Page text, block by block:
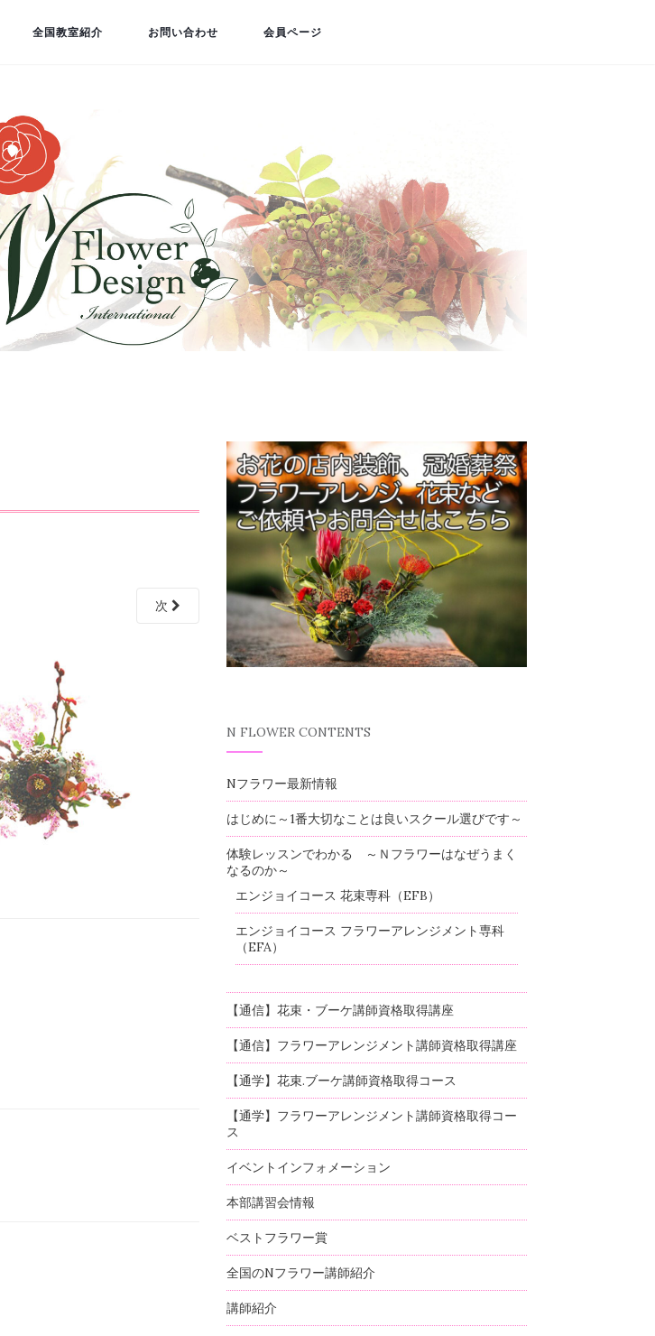
全国教室紹介 お問い合わせ 会員ページ
次
N FLOWER CONTENTS
Nフラワー最新情報
はじめに～1番大切なことは良いスクール選びです～
体験レッスンでわかる ～Ｎフラワーはなぜうまく
なるのか～
エンジョイコース 花束専科（EFB）
エンジョイコース フラワーアレンジメント専科
（EFA）
【通信】花束・ブーケ講師資格取得講座
【通信】フラワーアレンジメント講師資格取得講座
【通学】花束.ブーケ講師資格取得コース
【通学】フラワーアレンジメント講師資格取得コー
ス
イベントインフォメーション
本部講習会情報
ベストフラワー賞
全国のNフラワー講師紹介
講師紹介